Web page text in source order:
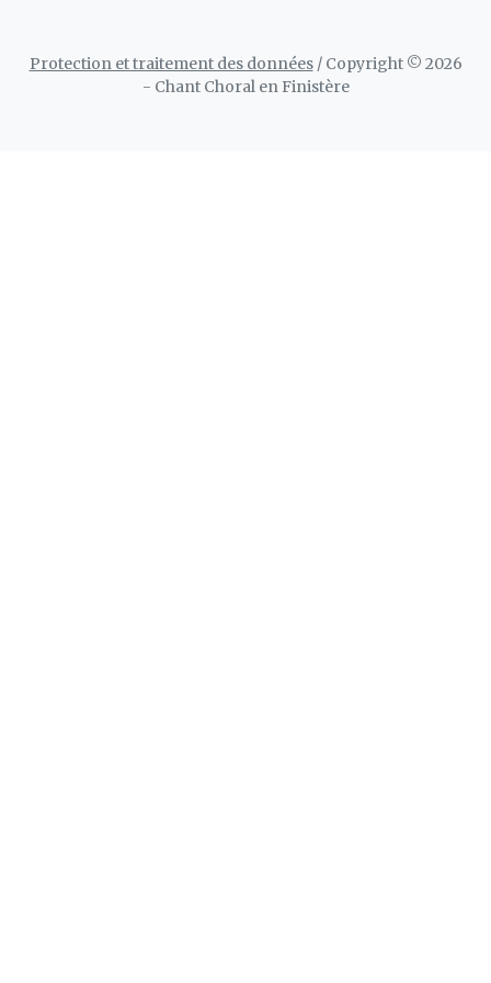
Protection et traitement des données/ Copyright © 2026
- Chant Choral en Finistère